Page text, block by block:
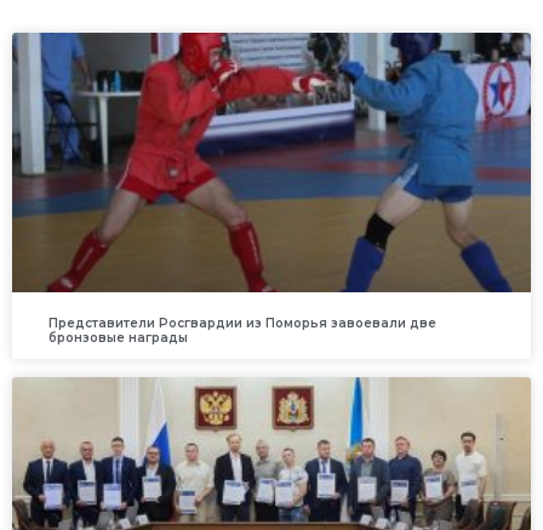
Представители Росгвардии из Поморья завоевали две
бронзовые награды